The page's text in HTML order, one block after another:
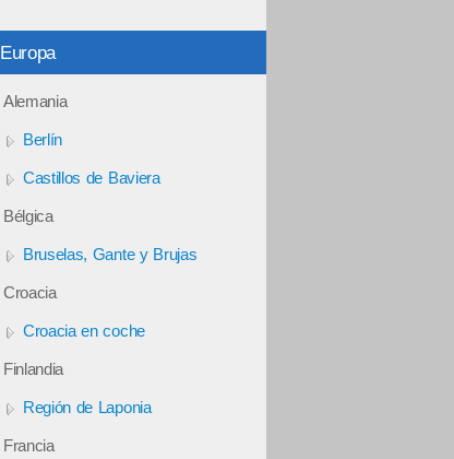
Europa
Alemania
Berlín
Castillos de Baviera
Bélgica
Bruselas, Gante y Brujas
Croacia
Croacia en coche
Finlandia
Región de Laponia
Francia